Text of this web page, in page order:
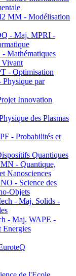
MM - Modélisation
- Maj. MPRI -
Mathématiques
Vivant
- Optimisation
par
Innovation
des Plasmas
- Probabilités et
Quantiques
- Quantique,
Nanosciences
- Science des
Objets
- Maj. Solids -
- Maj. WAPE -
Energies